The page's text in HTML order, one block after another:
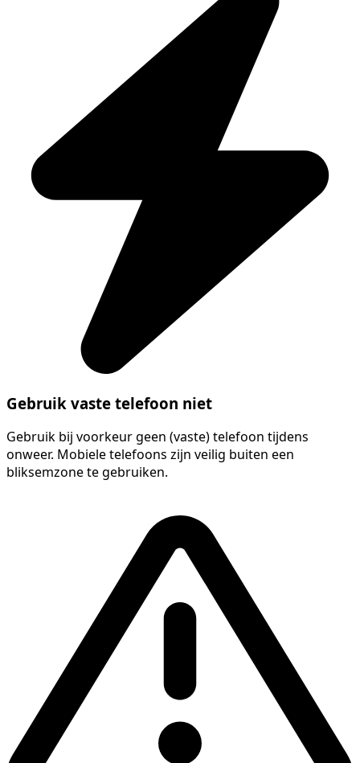
Gebruik vaste telefoon niet
Gebruik bij voorkeur geen (vaste) telefoon tijdens
onweer. Mobiele telefoons zijn veilig buiten een
bliksemzone te gebruiken.